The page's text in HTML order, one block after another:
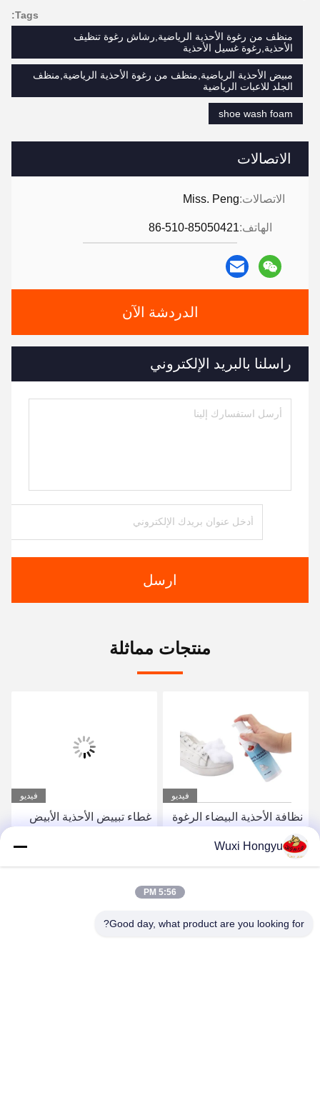
الاتصالات
الاتصالات:Miss. Peng
الهاتف:86-510-85050421
الدردشة الآن
راسلنا بالبريد الإلكتروني
ارسل
Tags:
منظف من رغوة الأحذية الرياضية,رشاش رغوة تنظيف
الأحذية,رغوة غسيل الأحذية
مبيض الأحذية الرياضية,منظف من رغوة الأحذية الرياضية,منظف
الجلد للاعبات الرياضية
shoe wash foam
منتجات مماثلة
فيديو
نظافة الأحذية البيضاء الرغوة
التنظيف الجاف الغسيل
المجاني الرغوة الغنية نظافة
الفورية الأحذية المنتجات
احصل على افضل سعر
فيديو
غطاء تبييض الأحذية الأبيض
مخصص OEM
Wuxi Hongyu
5:56 PM
Good day, what product are you looking for?